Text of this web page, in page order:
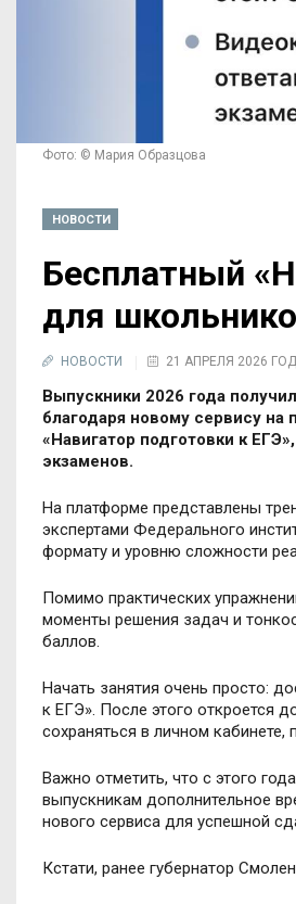
Фото: © Мария Образцова
НОВОСТИ
Бесплатный
для
НОВОСТИ 21 АПРЕЛЯ 2026
Выпускники 2026 года
благодаря новому сервису
«Навигатор подготовки к
экзаменов.
На платформе представлены
экспертами Федерального
формату и уровню сложности
Помимо практических
моменты решения задач и
баллов.
Начать занятия очень просто:
к ЕГЭ». После этого откроется
сохраняться в личном кабинете,
Важно отметить, что с этого
выпускникам дополнительное
нового сервиса для успешной
Кстати, ранее губернатор